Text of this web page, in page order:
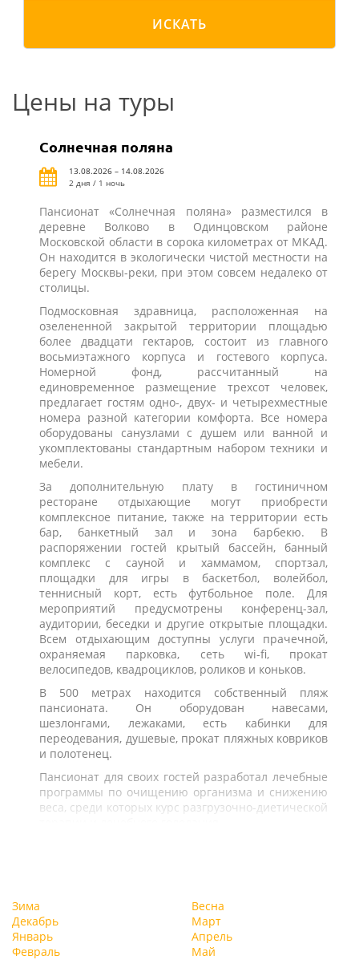
ИСКАТЬ
Цены на туры
Солнечная поляна
13.08.2026 – 14.08.2026
2 дня / 1 ночь
Пансионат «Солнечная поляна» разместился в
деревне Волково в Одинцовском районе
Московской области в сорока километрах от МКАД.
Он находится в экологически чистой местности на
берегу Москвы-реки, при этом совсем недалеко от
столицы.
Подмосковная здравница, расположенная на
озелененной закрытой территории площадью
более двадцати гектаров, состоит из главного
восьмиэтажного корпуса и гостевого корпуса.
Номерной фонд, рассчитанный на
единовременное размещение трехсот человек,
предлагает гостям одно-, двух- и четырехместные
номера разной категории комфорта. Все номера
оборудованы санузлами с душем или ванной и
укомплектованы стандартным набором техники и
мебели.
За дополнительную плату в гостиничном
ресторане отдыхающие могут приобрести
комплексное питание, также на территории есть
бар, банкетный зал и зона барбекю. В
распоряжении гостей крытый бассейн, банный
комплекс с сауной и хаммамом, спортзал,
площадки для игры в баскетбол, волейбол,
теннисный корт, есть футбольное поле. Для
мероприятий предусмотрены конференц-зал,
аудитории, беседки и другие открытые площадки.
Всем отдыхающим доступны услуги прачечной,
охраняемая парковка, сеть wi-fi, прокат
велосипедов, квадроциклов, роликов и коньков.
В 500 метрах находится собственный пляж
пансионата. Он оборудован навесами,
шезлонгами, лежаками, есть кабинки для
переодевания, душевые, прокат пляжных ковриков
и полотенец.
Пансионат для своих гостей разработал лечебные
программы по очищению организма и снижению
веса, среди которых курс разгрузочно-диетической
Зима
Декабрь
Январь
Февраль
Весна
Март
Апрель
Май